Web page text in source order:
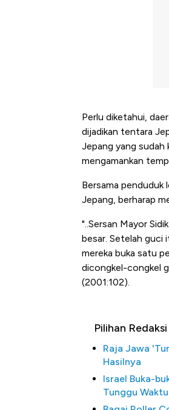
Perlu diketahui,
dijadikan tentara
Jepang yang sudah
mengamankan
Bersama penduduk
Jepang, berharap
"..Sersan Mayor
besar. Setelah guci
mereka buka satu
dicongkel-congkel
(2001:102).
Pilihan Redaksi
Raja Jawa
Hasilnya
Israel Buka-
Tunggu Waktu